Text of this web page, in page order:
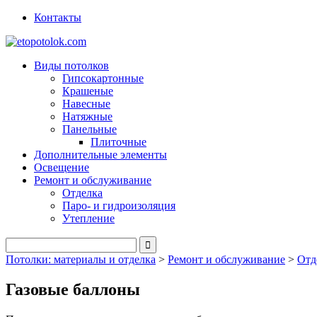
Контакты
Виды потолков
Гипсокартонные
Крашеные
Навесные
Натяжные
Панельные
Плиточные
Дополнительные элементы
Освещение
Ремонт и обслуживание
Отделка
Паро- и гидроизоляция
Утепление
Потолки: материалы и отделка > Ремонт и обслуживание >
Газовые баллоны